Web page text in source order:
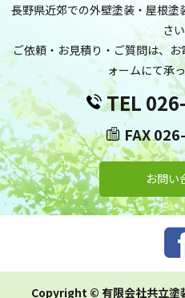
長野県近郊での外壁塗装・屋根
さい
ご依頼・お見積り・ご質問は、
ォームにて承
TEL
FAX
お問い
Copyright © 有限会社共立